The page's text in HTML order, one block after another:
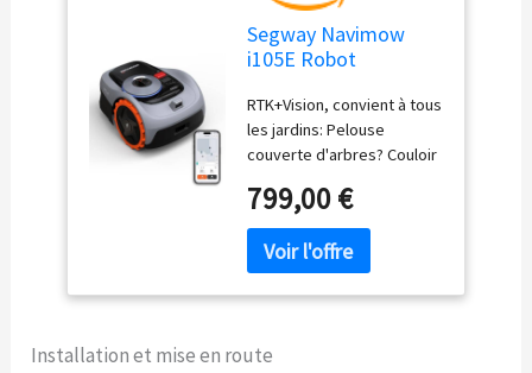
Segway Navimow
i105E Robot
périphérique,
Recommandé 500
m², Max. 600 m²,
RTK+Vision Tondeuse
Robot Gazon, IA
cartographie
Automatique, Limite
multizone
RTK+Vision, convient à tous
les jardins: Pelouse
couverte d'arbres? Couloir
complexité de
l'aménagement de votre
jardin, avec l'EFLS 2.0
avancé, votre pelouse est
bien préparée. La
offre un positionnement
799,00 €
Installation et mise en route